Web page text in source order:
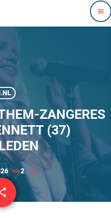
menu
ZANGERES
(37)
2